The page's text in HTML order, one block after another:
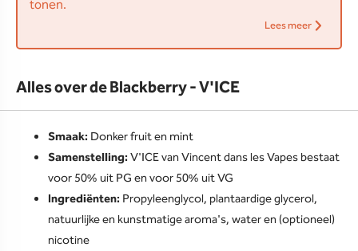
tonen.
Lees meer
Alles over de Blackberry - V'ICE
Smaak: Donker fruit en mint
Samenstelling:V'ICE van Vincent dans les Vapes bestaat
voor 50% uit PG en voor 50% uit VG
Ingrediënten: Propyleenglycol, plantaardige glycerol,
natuurlijke en kunstmatige aroma's, water en (optioneel)
nicotine